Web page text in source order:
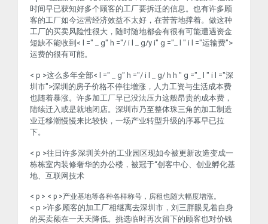
时间早已获知好多个顾客的工厂要拆迁的信息。也有许多顾
客的工厂如今运营经济效益不太好，在苦苦地撑着。做这种
工厂的买卖风险性很大，随时随地都会有很有可能遭遇资金
短缺不能收到< l =" _ g" h ="/ i l _ g/y i" g ="_ l " i l ="运输费">
运费的很有可能。
< p >这么多年全部< l =" _ g" h ="/ i l _ g/ h h " g ="_ l " i l ="深
圳市">深圳 的房子价格不停往增涨，人力工资与生活成本费
也随着暴涨。许多加工厂早已没法压力这般昂贵的成本费，
陆续迁入或是就地闭店。深圳市乃至整体珠三角的加工制造
业迁移潮慢慢来比较快，一场产业转型升级的序幕早已拉
下。
< p >往日许多深圳关外的工业园区现如今被更新改造变成一
栋栋室内装修奢华的办公楼，被冠于“创客中心、创业孵化基
地、互联网技术
< p > < p >产业基地等各种各样称号，房租也随大幅度增涨。
< p >许多顾客的加工厂相继离去深圳市，刘三胖眼见着自身
的买卖额在一天天降低。挑选临时再次留下的顾客也对价钱